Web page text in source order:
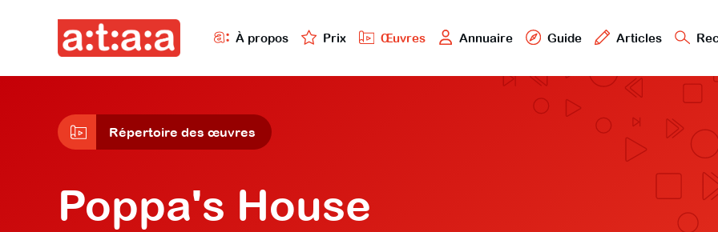
À propos Prix Œuvres Annuaire Guide Articles
Répertoire des œuvres
Poppa's House